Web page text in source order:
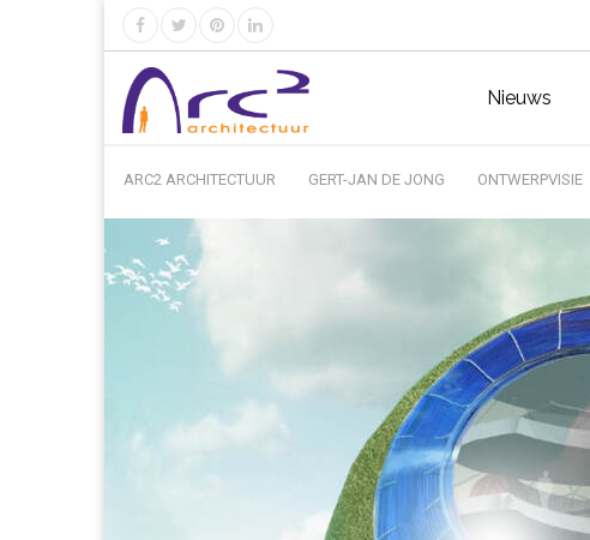
Nieuws
ARC2 ARCHITECTUUR GERT-JAN DE JONG ONTWERPVISIE